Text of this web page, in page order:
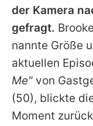
der Kamera
gefragt.
nannte Größe
aktuellen
Me" von
(50), blickte
Moment